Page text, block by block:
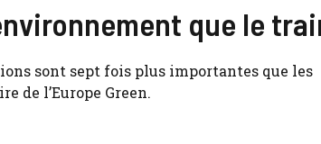
que le
sont sept fois plus importantes que les
de l’Europe Green.